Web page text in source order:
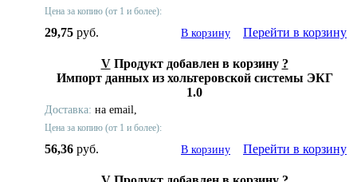
Цена за копию (от 1 и более):
29,75 руб. В корзину Перейти в корзину
V Продукт добавлен в корзину ?
Импорт данных из хольтеровской системы ЭКГ
1.0
Доставка: на email,
Цена за копию (от 1 и более):
56,36 руб. В корзину Перейти в корзину